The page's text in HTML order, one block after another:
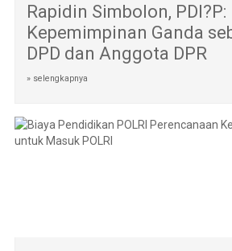
Rapidin Simbolon, PDI?P:
Kepemimpinan Ganda
DPD dan Anggota DPR
» selengkapnya